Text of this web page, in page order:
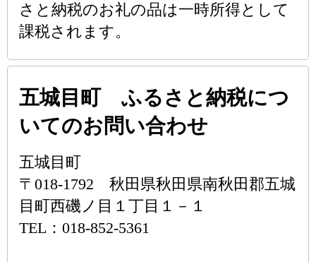
さと納税のお礼の品は一時所得として
課税されます。
五城目町 ふるさと納税につ
いてのお問い合わせ
五城目町
〒018-1792 秋田県秋田県南秋田郡五城
目町西磯ノ目１丁目１－１
TEL：018-852-5361